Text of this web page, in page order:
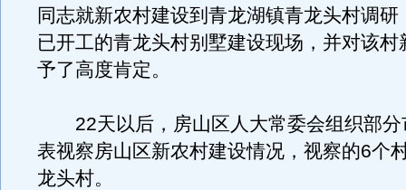
同志就新农村建设到青龙湖镇青龙头村调研
已开工的青龙头村别墅建设现场，并对该村
予了高度肯定。
22天以后，房山区人大常委会组织部分
表视察房山区新农村建设情况，视察的6个
龙头村。